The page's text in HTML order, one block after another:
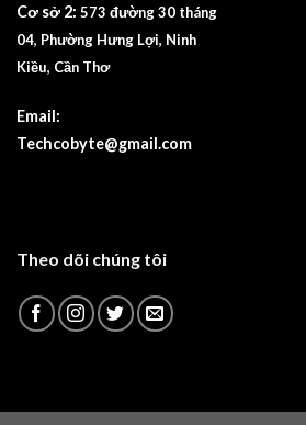
Cơ sở 2: 573 đường 30 tháng
04, Phường Hưng Lợi, Ninh
Kiều, Cần Thơ
Email:
Techcobyte@gmail.com
Theo dõi chúng tôi